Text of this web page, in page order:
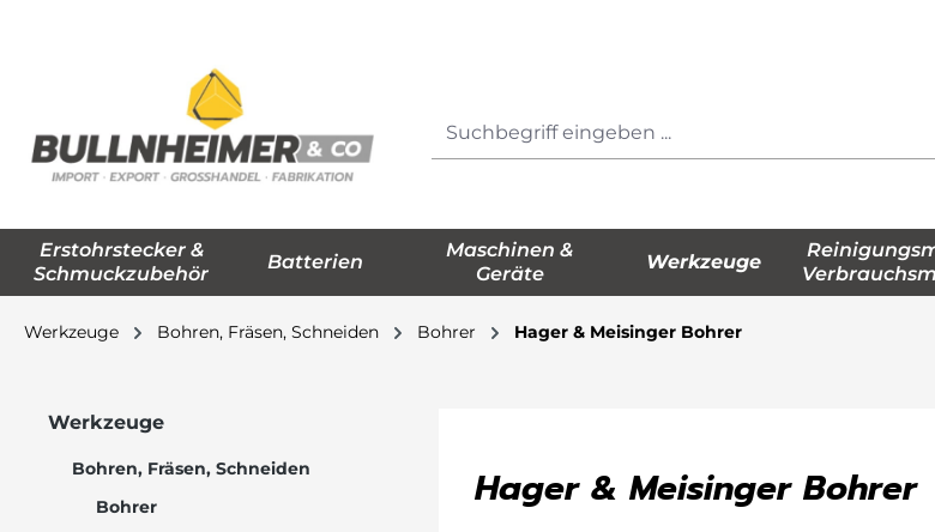
Erstohrstecker &
Schmuckzubehör
Batterien
Maschinen &
Geräte
Werkzeuge
Werkzeuge Bohren, Fräsen, Schneiden Bohrer Hager & Meisinger Bohrer
Werkzeuge
Bohren, Fräsen, Schneiden
Bohrer
Hager & Meisinger Bohrer